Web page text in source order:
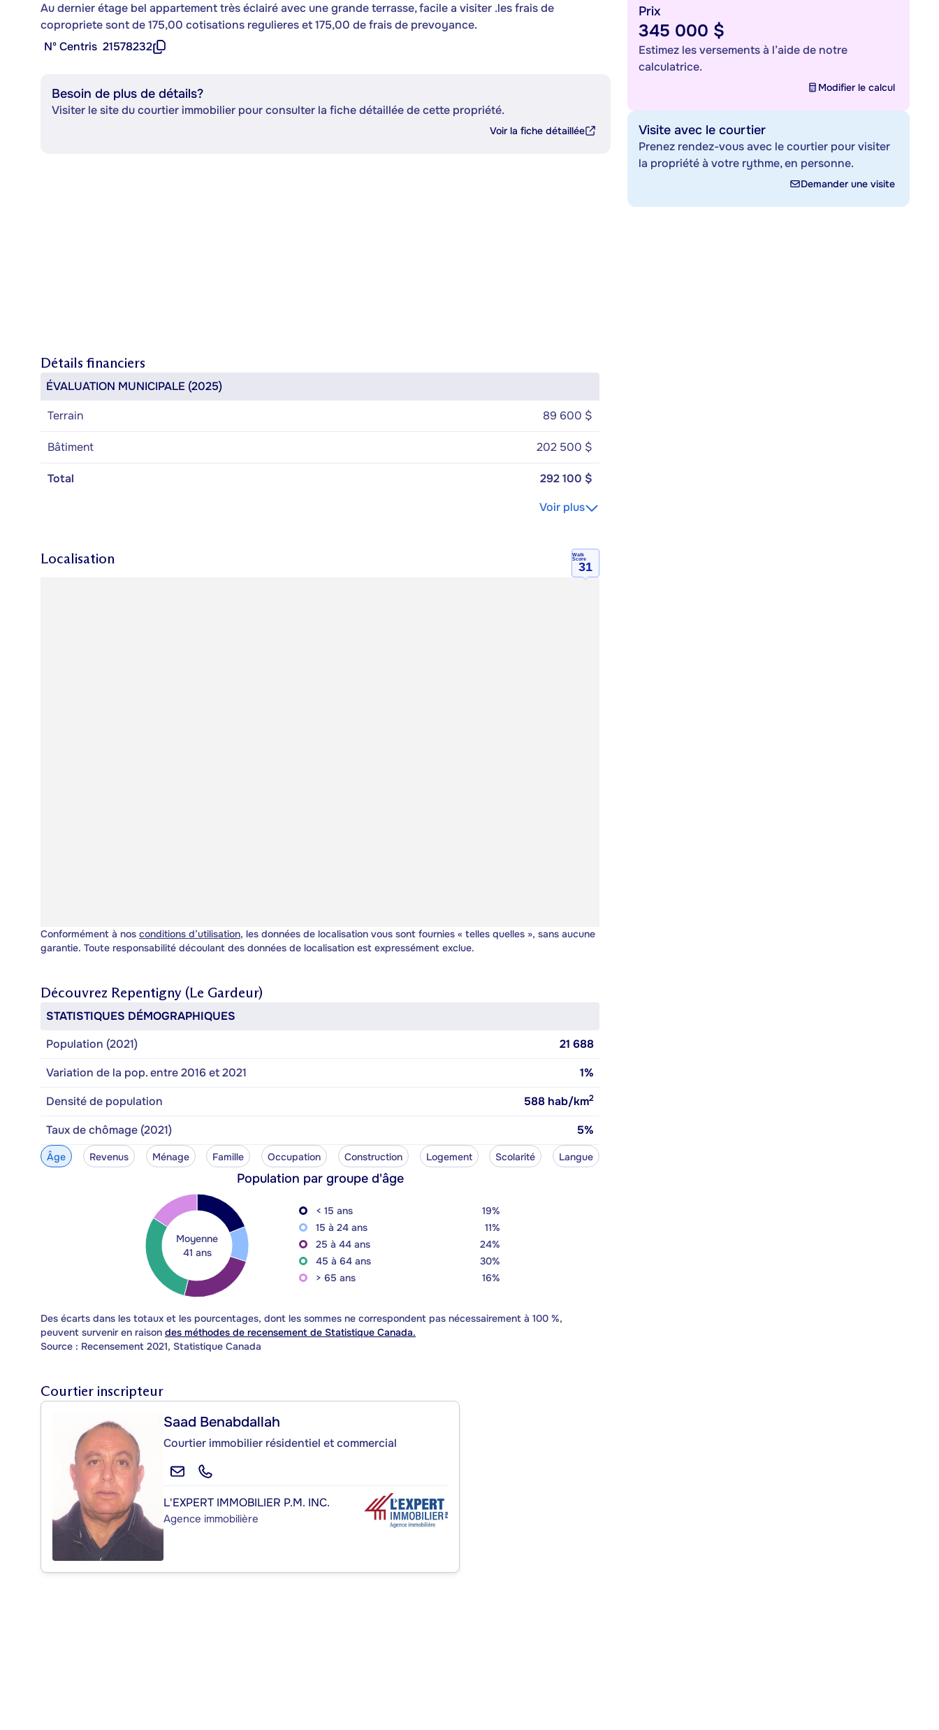
Au dernier étage bel appartement très éclairé avec une grande terrasse, facile a visiter .les frais de
copropriete sont de 175,00 cotisations regulieres et 175,00 de frais de prevoyance.
Nº Centris 21578232
Besoin de plus de détails?
Visiter le site du courtier immobilier pour consulter la fiche détaillée de cette propriété.
Voir la fiche détaillée
Détails financiers
ÉVALUATION MUNICIPALE (2025)
Terrain
89 600 $
Bâtiment 202 500 $
Total
292 100 $
Voir plus
Localisation
Walk
Score
31
Conformément à nos conditions d’utilisation, les données de localisation vous sont fournies « telles quelles », sans aucune
garantie. Toute responsabilité découlant des données de localisation est expressément exclue.
Découvrez Repentigny (Le Gardeur)
STATISTIQUES DÉMOGRAPHIQUES
Population (2021)
21 688
Variation de la pop. entre 2016 et 2021
1%
Densité de population
588 hab/km2
Taux de chômage (2021) 5%
Âge Revenus Ménage Famille Occupation Construction Logement Scolarité Langue
Population par groupe d'âge
Moyenne
41 ans
< 15 ans
19%
15 à 24 ans
11%
25 à 44 ans
24%
45 à 64 ans
30%
> 65 ans
16%
Des écarts dans les totaux et les pourcentages, dont les sommes ne correspondent pas nécessairement à 100 %,
peuvent survenir en raison des méthodes de recensement de Statistique Canada.
Source : Recensement 2021, Statistique Canada
Courtier inscripteur
Saad Benabdallah
Courtier immobilier résidentiel et commercial
L'EXPERT IMMOBILIER P.M. INC.
Agence immobilière
Prix
345 000 $
Estimez les versements à l’aide de notre
calculatrice.
Modifier le calcul
Visite avec le courtier
Prenez rendez-vous avec le courtier pour visiter
la propriété à votre rythme, en personne.
Demander une visite